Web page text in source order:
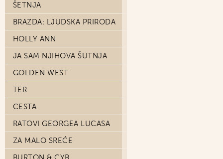
ŠETNJA
BRAZDA: LJUDSKA PRIRODA
HOLLY ANN
JA SAM NJIHOVA ŠUTNJA
GOLDEN WEST
TER
CESTA
RATOVI GEORGEA LUCASA
ZA MALO SREĆE